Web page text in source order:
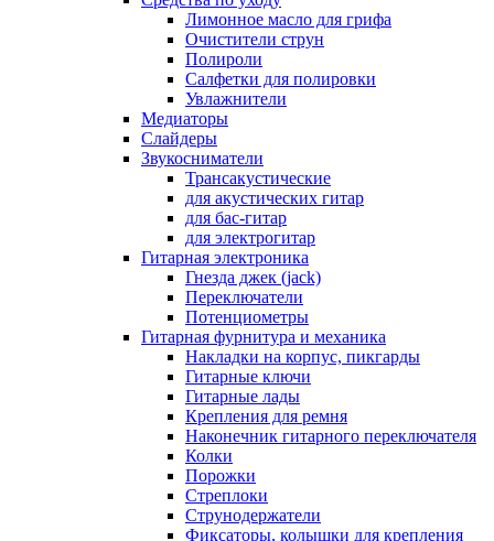
Лимонное масло для грифа
Очистители струн
Полироли
Салфетки для полировки
Увлажнители
Медиаторы
Слайдеры
Звукосниматели
Трансакустические
для акустических гитар
для бас-гитар
для электрогитар
Гитарная электроника
Гнезда джек (jack)
Переключатели
Потенциометры
Гитарная фурнитура и механика
Накладки на корпус, пикгарды
Гитарные ключи
Гитарные лады
Крепления для ремня
Наконечник гитарного переключателя
Колки
Порожки
Стреплоки
Струнодержатели
Фиксаторы, колышки для крепления